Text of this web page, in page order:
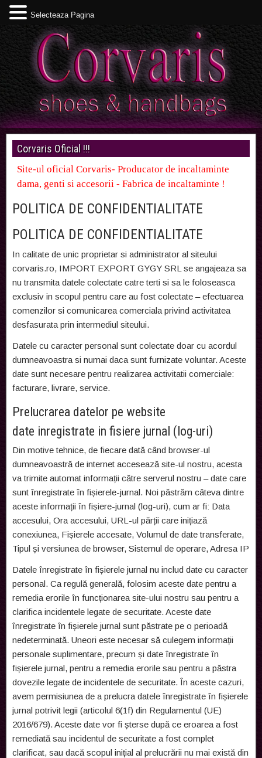
Corvaris Oficial !!!
Site-ul oficial Corvaris- Producator de incaltaminte
dama, genti si accesorii - Fabrica de incaltaminte !
POLITICA DE CONFIDENTIALITATE
POLITICA DE CONFIDENTIALITATE
In calitate de unic proprietar si administrator al siteului
corvaris.ro, IMPORT EXPORT GYGY SRL se angajeaza sa
nu transmita datele colectate catre terti si sa le foloseasca
exclusiv in scopul pentru care au fost colectate – efectuarea
comenzilor si comunicarea comerciala privind activitatea
desfasurata prin intermediul siteului.
Datele cu caracter personal sunt colectate doar cu acordul
dumneavoastra si numai daca sunt furnizate voluntar. Aceste
date sunt necesare pentru realizarea activitatii comerciale:
facturare, livrare, service.
Prelucrarea datelor pe website
date inregistrate in fisiere jurnal (log-uri)
Din motive tehnice, de fiecare dată când browser-ul
dumneavoastră de internet accesează site-ul nostru, acesta
va trimite automat informații către serverul nostru – date care
sunt înregistrate în fișierele-jurnal. Noi păstrăm câteva dintre
aceste informații în fișiere-jurnal (log-uri), cum ar fi: Data
accesului, Ora accesului, URL-ul părții care inițiază
conexiunea, Fișierele accesate, Volumul de date transferate,
Tipul și versiunea de browser, Sistemul de operare, Adresa IP
Datele înregistrate în fișierele jurnal nu includ date cu caracter
personal. Ca regulă generală, folosim aceste date pentru a
remedia erorile în funcționarea site-ului nostru sau pentru a
clarifica incidentele legate de securitate. Aceste date
înregistrate în fișierele jurnal sunt păstrate pe o perioadă
nedeterminată. Uneori este necesar să culegem informații
personale suplimentare, precum și date înregistrate în
fișierele jurnal, pentru a remedia erorile sau pentru a păstra
dovezile legate de incidentele de securitate. În aceste cazuri,
avem permisiunea de a prelucra datele înregistrate în fișierele
jurnal potrivit legii (articolul 6(1f) din Regulamentul (UE)
2016/679). Aceste date vor fi șterse după ce eroarea a fost
remediată sau incidentul de securitate a fost complet
clarificat, sau dacă scopul inițial al prelucrării nu mai există din
Selecteaza Pagina